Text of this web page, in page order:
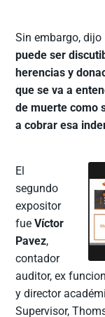
Sin embargo, dijo
puede ser
herencias y
que se va a
de muerte como
a cobrar esa
El
segundo
expositor
fueVíctor
Pavez,
contador
auditor, ex
y director
Supervisor,